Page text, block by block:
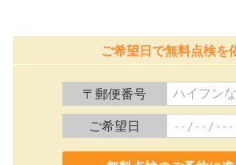
ご希望日で無料点検を
〒郵便番号
ご希望日